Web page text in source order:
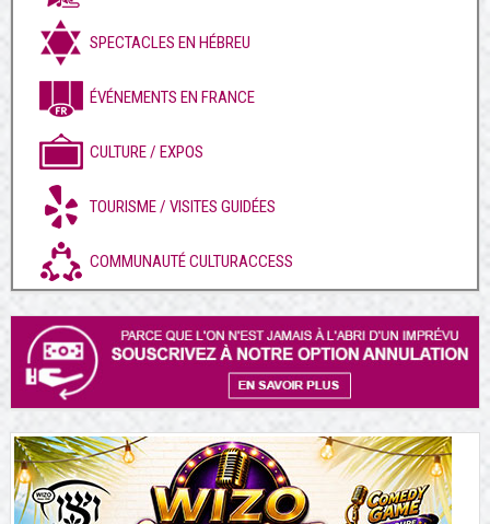
SPECTACLES EN HÉBREU
ÉVÉNEMENTS EN FRANCE
CULTURE / EXPOS
TOURISME / VISITES GUIDÉES
COMMUNAUTÉ CULTURACCESS